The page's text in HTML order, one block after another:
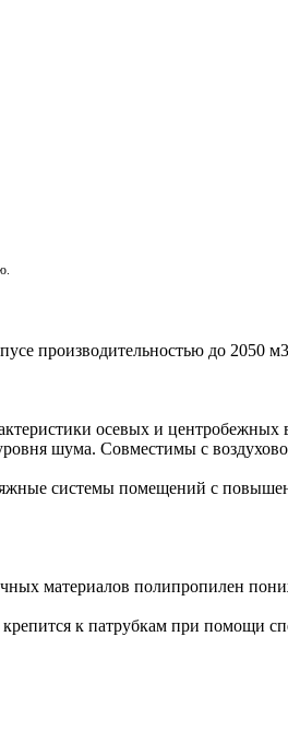
производительностью до 2050
осевых и
шума. Совместимы с
системы помещений с
материалов полипропилен
к патрубкам при помощи